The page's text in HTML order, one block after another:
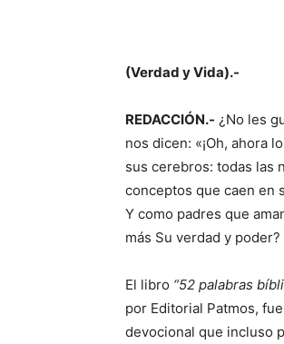
(Verdad y Vida).-
REDACCIÓN.- ¿No les
nos dicen: «¡Oh, ahora
sus cerebros: todas las
conceptos que caen en
Y como padres que
más Su verdad y poder?
El libro “52 palabras
por Editorial Patmos,
devocional que incluso